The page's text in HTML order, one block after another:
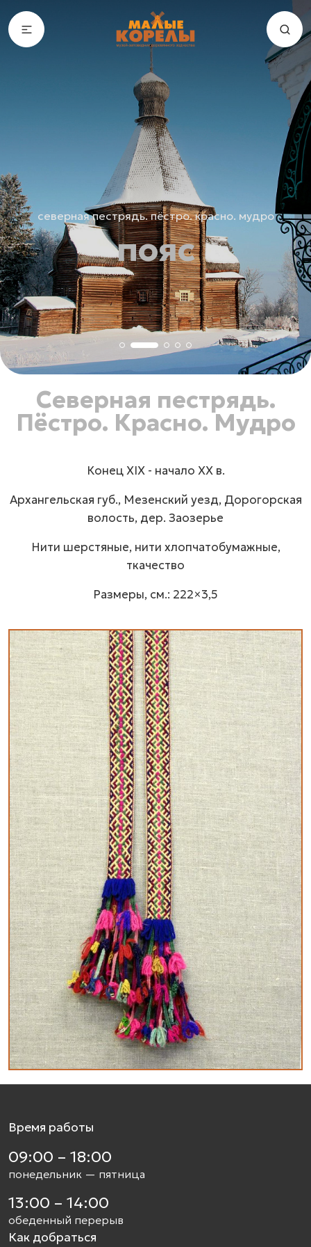
северная пестрядь. пёстро. красно. мудро
пояс
Северная пестрядь.
Пёстро. Красно. Мудро
Конец ХIХ - начало ХХ в.
Архангельская губ., Мезенский уезд, Дорогорская
волость, дер. Заозерье
Нити шерстяные, нити хлопчатобумажные,
ткачество
Размеры, см.: 222×3,5
Время работы
09:00 – 18:00
понедельник — пятница
13:00 – 14:00
обеденный перерыв
Как добраться